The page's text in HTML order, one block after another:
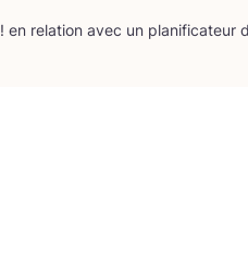
! en rela­tion avec un pla­ni­fi­ca­teur